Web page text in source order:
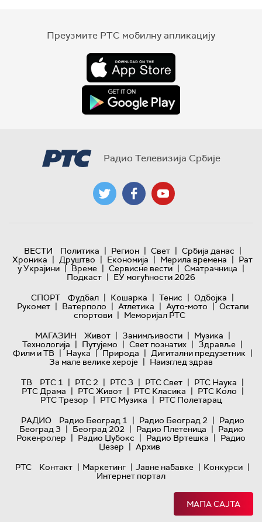
Преузмите РТС мобилну апликацију
Радио Телевизија Србије
ВЕСТИ Политика | Регион | Свет | Србија данас |
Хроника | Друштво | Економија | Мерила времена | Рат
у Украјини | Време | Сервисне вести | Сматрачница |
Подкаст | ЕУ могућности 2026
СПОРТ
Фудбал | Кошарка | Тенис | Одбојка |
Рукомет | Ватерполо | Атлетика | Ауто-мото | Остали
спортови | Меморијал РТС
МАГАЗИН
Живот | Занимљивости | Музика |
Технологијa | Путујемо | Свет познатих | Здравље |
Филм и ТВ | Наука | Природа | Дигитални предузетник |
За мале велике хероје | Наизглед здрав
ТВ
РТС 1 | РТС 2 | РТС 3 | РТС Свет | РТС Наука |
РТС Драма | РТС Живот | РТС Класика | РТС Коло |
РТС Трезор | РТС Музика | РТС Полетарац
РАДИО
Радио Београд 1 | Радио Београд 2 | Радио
Београд 3 | Београд 202 | Радио Плетеница | Радио
Рокенролер | Радио Џубокс | Радио Вртешка | Радио
Џезер | Архив
РТС
Контакт | Маркетинг | Јавне набавке | Конкурси |
Интернет портал
МАПА САЈТА